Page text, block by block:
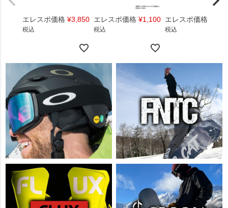
エレスポ価格 ¥3,850
税込
エレスポ価格 ¥1,100
税込
エレスポ価格
税込